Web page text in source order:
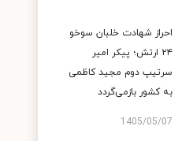
احراز شهادت خلبان سوخو
۲۴ ارتش؛ پیکر امیر
سرتیپ دوم مجید کاظمی
به کشور بازمی‌گردد
1405/05/07